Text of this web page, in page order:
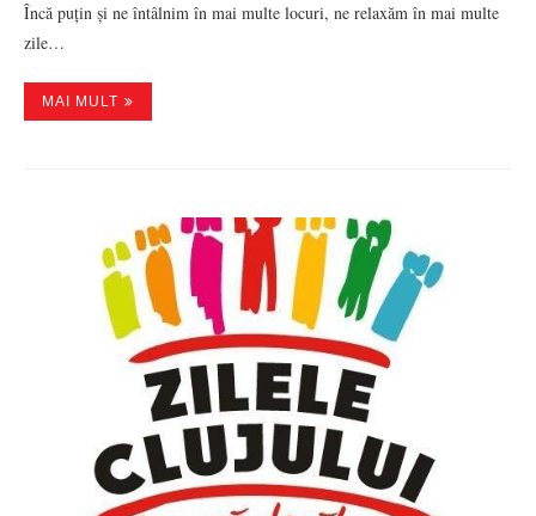
Încă puțin și ne întâlnim în mai multe locuri, ne relaxăm în mai multe
zile…
MAI MULT